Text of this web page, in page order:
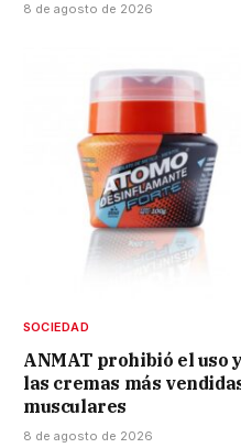
8 de agosto de 2026
SOCIEDAD
ANMAT prohibió el uso
las cremas más
musculares
8 de agosto de 2026